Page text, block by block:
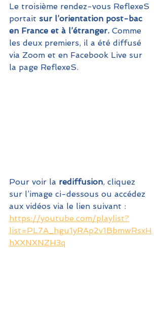
Le troisième rendez-vous ReflexeS
portait sur l’orientation post-bac
en France et à l’étranger. Comme
les deux premiers, il a été diffusé
via Zoom et en Facebook Live sur
la page ReflexeS.
Pour voir la rediffusion, cliquez
sur l’image ci-dessous ou accédez
aux vidéos via le lien suivant :
https://youtube.com/playlist?
list=PL7A_hgu1yRAp2v1BbmwRsxH
hXXNXNZH3q